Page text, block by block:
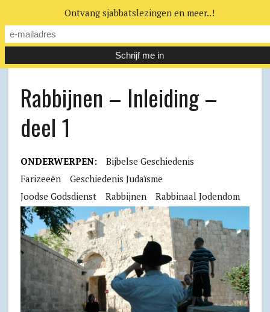
Rabbijnen – Inleiding –
deel 1
ONDERWERPEN:
Bijbelse Geschiedenis
Farizeeën
Geschiedenis Judaïsme
Joodse Godsdienst
Rabbijnen Rabbinaal Jodendom
Ontvang sjabbatslezingen en meer..!